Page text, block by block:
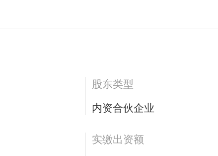
股东类型
内资合伙企业
实缴出资额